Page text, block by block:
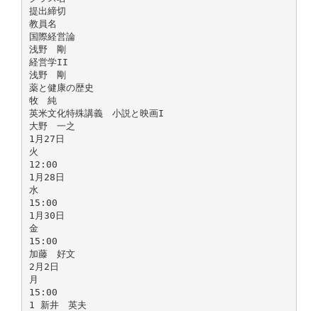
提出締切
教員名
国際経営論
浅野 剛
経営学II
浅野 剛
薬と健康の歴史
牧 純
英米文化特殊講義 小説と映画I
大野 一之
1月27日
火
12:00
1月28日
水
15:00
1月30日
金
15:00
加藤 好文
2月2日
月
15:00
1 新井 英夫